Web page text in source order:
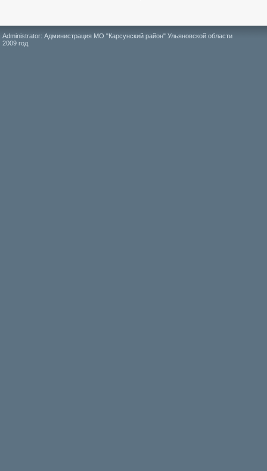
Administrator: Администрация МО "Карсунский район" Ульяновской области
2009 год